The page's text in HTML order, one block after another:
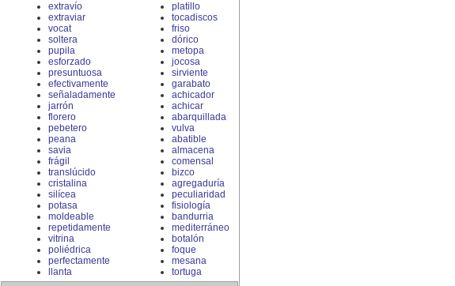
extravío
extraviar
vocat
soltera
pupila
esforzado
presuntuosa
efectivamente
señaladamente
jarrón
florero
pebetero
peana
savia
frágil
translúcido
cristalina
silícea
potasa
moldeable
repetidamente
vitrina
poliédrica
perfectamente
llanta
platillo
tocadiscos
friso
dórico
metopa
jocosa
sirviente
garabato
achicador
achicar
abarquillada
vulva
abatible
almacena
comensal
bizco
agregaduría
peculiaridad
fisiología
bandurria
mediterráneo
botalón
foque
mesana
tortuga